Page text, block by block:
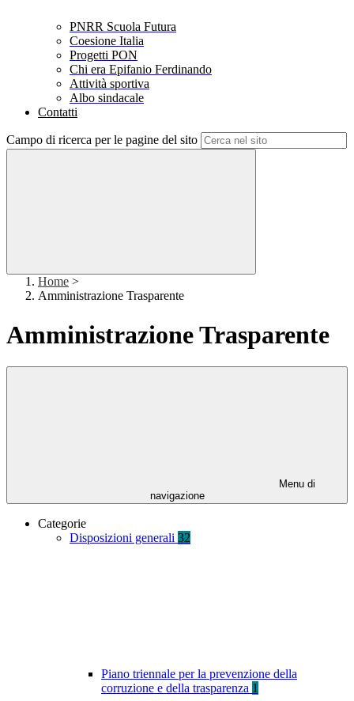
PNRR Scuola Futura
Coesione Italia
Progetti PON
Chi era Epifanio Ferdinando
Attività sportiva
Albo sindacale
Contatti
Campo di ricerca per le pagine del sito
Home >
Amministrazione Trasparente
Amministrazione Trasparente
Menu di
navigazione
Categorie
Disposizioni generali 32
Piano triennale per la prevenzione della
corruzione e della trasparenza 1